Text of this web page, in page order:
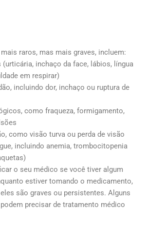
raros, mas mais graves, incluem:
(urticária, inchaço da face, lábios, língua
em respirar)
incluindo dor, inchaço ou ruptura de
como fraqueza, formigamento,
como visão turva ou perda de visão
incluindo anemia, trombocitopenia
o seu médico se você tiver algum
estiver tomando o medicamento,
são graves ou persistentes. Alguns
precisar de tratamento médico